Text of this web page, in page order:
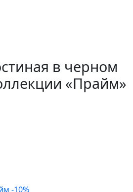
в черном
«Прайм»
-10%